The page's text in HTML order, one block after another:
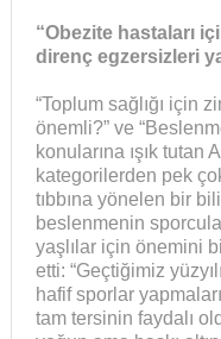
“Obezite hastaları iç
dirençegzersizleri
“Toplum sağlığı için
önemli?” ve
konularına ışık tutan
kategorilerden pek
tıbbına yönelen bir
beslenmenin
yaşlılar için önemini
etti: “Geçtiğimiz
hafif sporlar
tam tersinin faydalı